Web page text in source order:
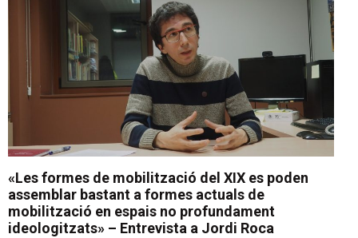
«Les formes de mobilització del XIX es poden
assemblar bastant a formes actuals de
mobilització en espais no profundament
ideologitzats» – Entrevista a Jordi Roca